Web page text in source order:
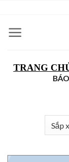
nội
TRANG